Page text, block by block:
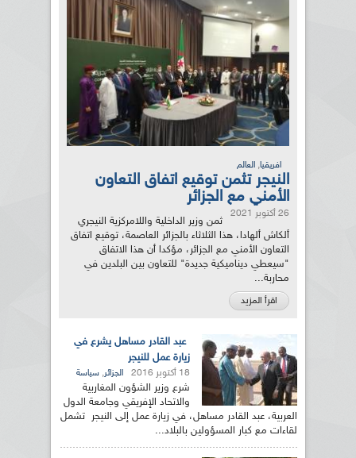
افريقيا, العالم
النيجر تثمن توقيع اتفاق التعاون
الأمني مع الجزائر
26 أكتوبر 2021
ثمن وزير الداخلية واللامركزية النيجري
ألكاش ألهادا، هذا الثلاثاء بالجزائر العاصمة، توقيع اتفاق
التعاون الأمني مع الجزائر، مؤكدا أن هذا الاتفاق
"سيعطي ديناميكية جديدة" للتعاون بين البلدين في
محاربة...
اقرأ المزيد
عبد القادر مساهل يشرع في
زيارة عمل للنيجر
18 أكتوبر 2016 الجزائر, سياسة
شرع وزير الشؤون المغاربية
والاتحاد الإفريقي وجامعة الدول
العربية، عبد القادر مساهل، في زيارة عمل إلى النيجر تشمل
لقاءات مع كبار المسؤولين بالبلاد...